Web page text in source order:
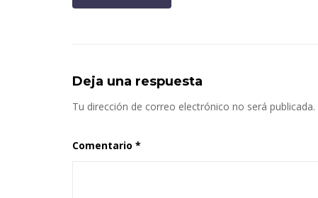
Deja una respuesta
Tu dirección de correo electrónico no será publicada.
Comentario *